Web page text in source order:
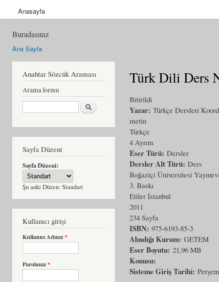
Anasayfa
Buradasınız
Ana Sayfa
Anahtar Sözcük Araması
Arama formu
Ara
Sayfa Düzeni
Sayfa Düzeni:
Şu anki Düzen: Standart
Kullanıcı girişi
Kullanıcı Adınız*
Parolanız*
Türk Dili Ders
Bitirildi
Yazar: Türkçe Dersleri
metin
Türkçe
4 Ayrım
Eser Türü: Dersler
Dersler Alt Türü: Ders
Boğaziçi Üniversitesi
3. Baskı
Etiler İstanbul
2011
234 Sayfa
ISBN: 975-6193-85-3
Alındığı Kurum: GETEM
Eser Boyutu: 21,96 MB
Konusu:
Sisteme Giriş Tarihi: